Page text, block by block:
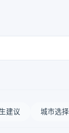
建议 城市选择